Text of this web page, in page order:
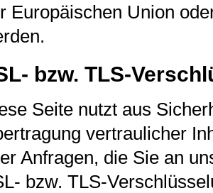
Europäischen Union
bzw. TLS-
Seite nutzt aus
vertraulicher
Anfragen, die Sie an
bzw. TLS-